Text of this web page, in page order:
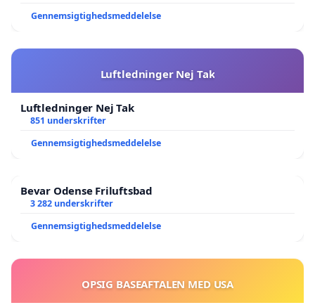
Gennemsigtighedsmeddelelse
Luftledninger Nej Tak
Luftledninger Nej Tak
851 underskrifter
Gennemsigtighedsmeddelelse
Bevar Odense Friluftsbad
3 282 underskrifter
Gennemsigtighedsmeddelelse
OPSIG BASEAFTALEN MED USA